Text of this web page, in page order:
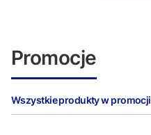
Promocje
Wszystkie produkty w promocji